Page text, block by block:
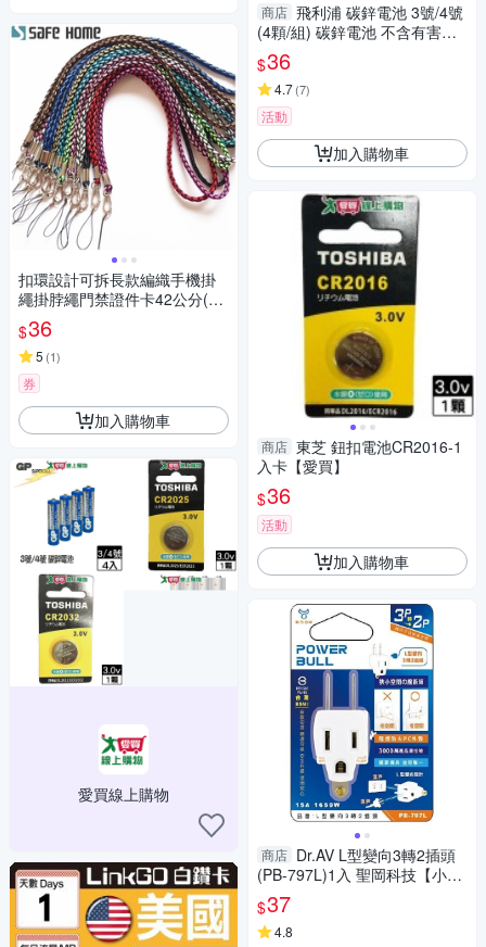
扣環設計可拆長款編織手機掛
繩掛脖繩門禁證件卡42公分(恕
不接受指定顏色出貨) CPA037
$36
5 (1)
券
加入購物車
愛買線上購物
商店 飛利浦 碳鋅電池 3號/4號
(4顆/組) 碳鋅電池 不含有害重
金屬 環保 耐久 電池【愛買】
$36
4.7(7)
活動
加入購物車
商店 東芝 鈕扣電池CR2016-1
入卡【愛買】
$36
活動
加入購物車
商店 Dr.AV L型變向3轉2插頭
(PB-797L)1入 聖岡科技【小三
美日】 DS016402
$37
4.8